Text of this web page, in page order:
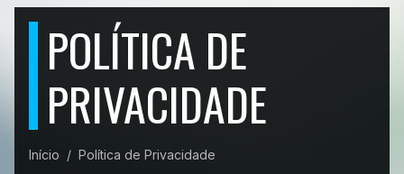
POLÍTICA DE
PRIVACIDADE
Início Política de Privacidade